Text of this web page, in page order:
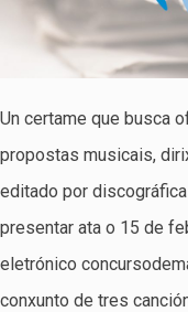
Un certame que busca
propostas musicais,
editado por
presentar ata o 15 de
eletrónico
conxunto de tres